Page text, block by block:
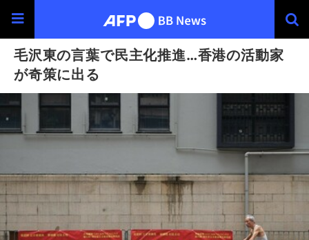
毛沢東の言葉で民主化推進…香港の活動家
が奇策に出る